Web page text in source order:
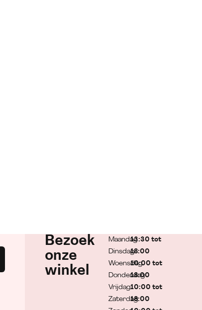
Bezoek
onze
winkel
Maandag
Dinsdag
Woensdag
Donderdag
Vrijdag
Zaterdag
13:30 tot
18:00
10:00 tot
18:00
10:00 tot
18:00